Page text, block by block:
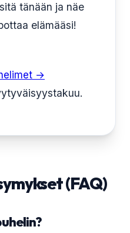
tänään ja näe
elämääsi!
→
(FAQ)